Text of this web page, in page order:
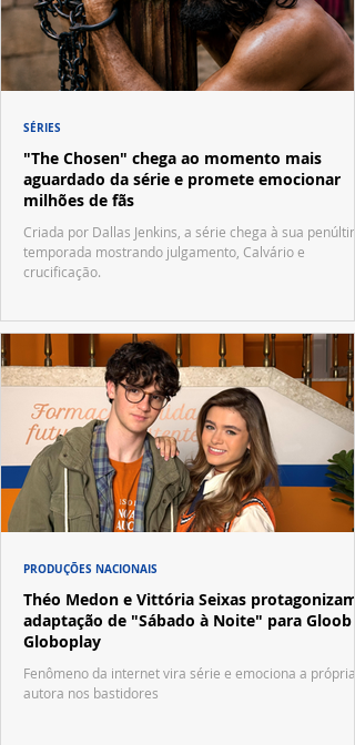
"The Chosen" chega ao momento mais
aguardado da série e promete emocionar
milhões de fãs
Criada por Dallas Jenkins, a série chega à sua
temporada mostrando julgamento, Calvário e
crucificação.
SÉRIES
Théo Medon e Vittória Seixas protagonizam
adaptação de "Sábado à Noite" para Gloob e
Globoplay
Fenômeno da internet vira série e emociona a própria
autora nos bastidores
PRODUÇÕES NACIONAIS